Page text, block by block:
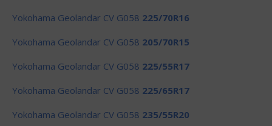
Yokohama Geolandar CV G058 225/70R16
Yokohama Geolandar CV G058 205/70R15
Yokohama Geolandar CV G058 225/55R17
Yokohama Geolandar CV G058 225/65R17
Yokohama Geolandar CV G058 235/55R20